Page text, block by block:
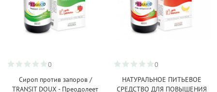
0
Сироп против запоров /
TRANSIT DOUX - Преодолеет
0
НАТУРАЛЬНОЕ ПИТЬЕВОЕ
СРЕДСТВО ДЛЯ ПОВЫШЕНИЯ